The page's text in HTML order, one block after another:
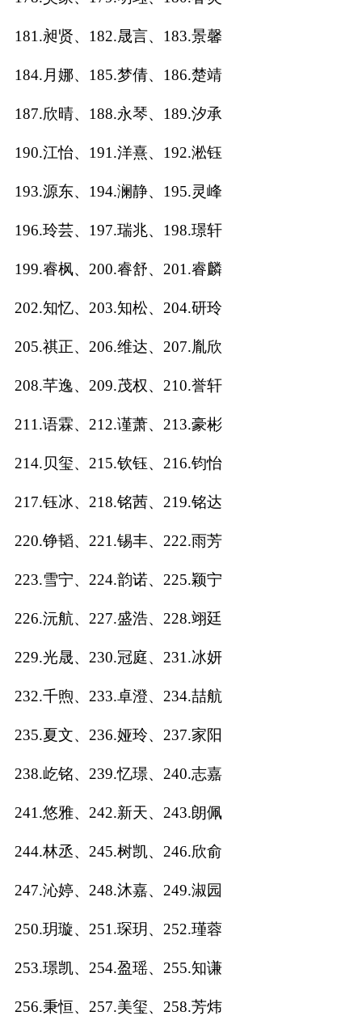
181.昶贤、182.晟言、183.景馨
184.月娜、185.梦倩、186.楚靖
187.欣晴、188.永琴、189.汐承
190.江怡、191.洋熹、192.淞钰
193.源东、194.澜静、195.灵峰
196.玲芸、197.瑞兆、198.璟轩
199.睿枫、200.睿舒、201.睿麟
202.知忆、203.知松、204.研玲
205.祺正、206.维达、207.胤欣
208.芊逸、209.茂权、210.誉轩
211.语霖、212.谨萧、213.豪彬
214.贝玺、215.钦钰、216.钧怡
217.钰冰、218.铭茜、219.铭达
220.铮韬、221.锡丰、222.雨芳
223.雪宁、224.韵诺、225.颖宁
226.沅航、227.盛浩、228.翊廷
229.光晟、230.冠庭、231.冰妍
232.千煦、233.卓澄、234.喆航
235.夏文、236.娅玲、237.家阳
238.屹铭、239.忆璟、240.志嘉
241.悠雅、242.新天、243.朗佩
244.林丞、245.树凯、246.欣俞
247.沁婷、248.沐嘉、249.淑园
250.玥璇、251.琛玥、252.瑾蓉
253.璟凯、254.盈瑶、255.知谦
256.秉恒、257.美玺、258.芳炜